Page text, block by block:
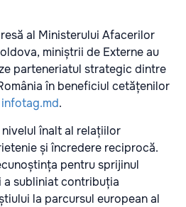
al Ministerului Afacerilor
miniștrii de Externe au
parteneriatul strategic dintre
în beneficiul cetățenilor
infotag.md.
înalt al relațiilor
și încredere reciprocă.
pentru sprijinul
a subliniat contribuția
la parcursul european al